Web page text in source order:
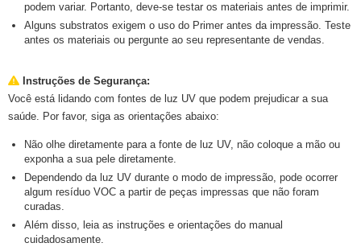
podem variar. Portanto, deve-se testar os materiais antes de imprimir.
Alguns substratos exigem o uso do Primer antes da impressão. Teste
antes os materiais ou pergunte ao seu representante de vendas.
Instruções de Segurança:
Você está lidando com fontes de luz UV que podem prejudicar a sua
saúde. Por favor, siga as orientações abaixo:
Não olhe diretamente para a fonte de luz UV, não coloque a mão ou
exponha a sua pele diretamente.
Dependendo da luz UV durante o modo de impressão, pode ocorrer
algum resíduo VOC a partir de peças impressas que não foram
curadas.
Além disso, leia as instruções e orientações do manual
cuidadosamente.